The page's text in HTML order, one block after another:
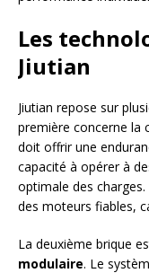
Les
Jiutian
Jiutian repose sur
première concerne la
doit offrir une
capacité à opérer à
optimale des
des moteurs fiables,
La deuxième brique
modulaire. Le